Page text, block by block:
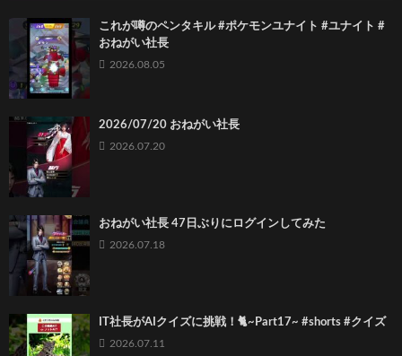
これが噂のペンタキル #ポケモンユナイト #ユナイト #
おねがい社長
2026.08.05
2026/07/20 おねがい社長
2026.07.20
おねがい社長 47日ぶりにログインしてみた
2026.07.18
IT社長がAIクイズに挑戦！🐈~Part17~ #shorts #クイズ
2026.07.11